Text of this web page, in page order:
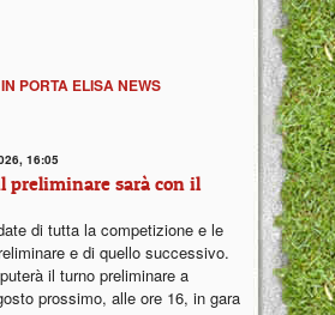
PORTA ELISA NEWS
16:05
preliminare sarà con il
di tutta la competizione e le
e di quello successivo.
il turno preliminare a
prossimo, alle ore 16, in gara